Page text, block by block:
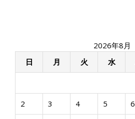
シ
ン
2026年8月
日
月 火 水
2 3 4 5 6